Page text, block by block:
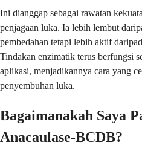
Ini dianggap sebagai rawatan
penjagaan luka. Ia lebih lembut
pembedahan tetapi lebih aktif
Tindakan enzimatik terus berfungsi
aplikasi, menjadikannya cara yang
penyembuhan luka.
Bagaimanakah Saya
Anacaulase-BCDB?